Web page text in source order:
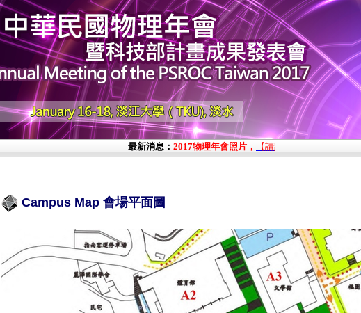
最新消息：2017物理年會照片，【請點此處查看】 ;註冊費收
Campus Map 會場平面圖